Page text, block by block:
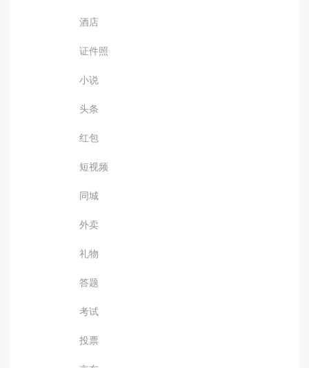
酒店
证件照
小说
头条
红包
短视频
同城
外卖
礼物
答题
考试
投票